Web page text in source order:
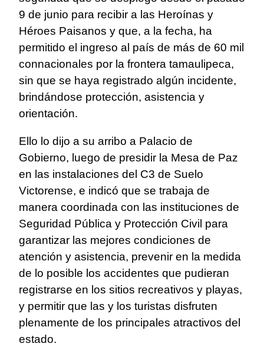
9 de junio para recibir a las Heroínas y
Héroes Paisanos y que, a la fecha, ha
permitido el ingreso al país de más de 60 mil
connacionales por la frontera tamaulipeca,
sin que se haya registrado algún incidente,
brindándose protección, asistencia y
orientación.
Ello lo dijo a su arribo a Palacio de
Gobierno, luego de presidir la Mesa de Paz
en las instalaciones del C3 de Suelo
Victorense, e indicó que se trabaja de
manera coordinada con las instituciones de
Seguridad Pública y Protección Civil para
garantizar las mejores condiciones de
atención y asistencia, prevenir en la medida
de lo posible los accidentes que pudieran
registrarse en los sitios recreativos y playas,
y permitir que las y los turistas disfruten
plenamente de los principales atractivos del
estado.